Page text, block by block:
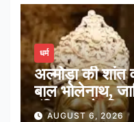
धर्म
अल्मोड़ा की शांत
बाल भोलेनाथ,
मंदिर का
AUGUST 6, 2026